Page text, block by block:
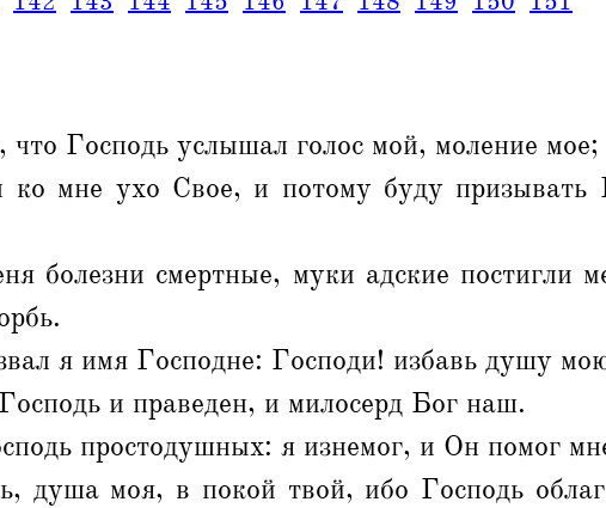
Господь услышал голос мой, моление мое;
ко мне ухо Свое, и потому буду призывать
болезни смертные, муки адские постигли
я имя Господне: Господи! избавь душу
и праведен, и милосерд Бог наш.
простодушных: я изнемог, и Он помог
душа моя, в покой твой, ибо Господь